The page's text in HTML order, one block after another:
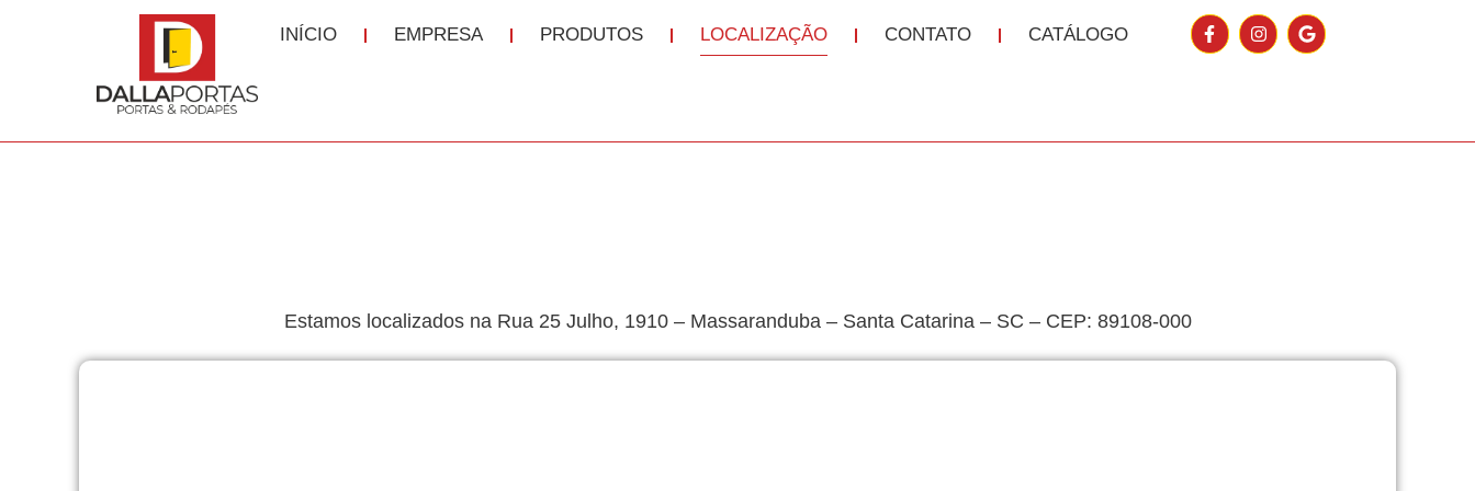
INÍCIO EMPRESA PRODUTOS LOCALIZAÇÃO CONTATO CATÁLOGO
Estamos localizados na Rua 25 Julho, 1910 – Massaranduba – Santa Catarina – SC – CEP: 89108-000